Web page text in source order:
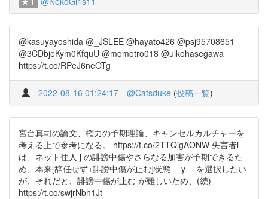
1
@kasuyayoshida @_JSLEE @hayato426 @psj95708651
@3CDbjeKym0KfquU @momotro018 @uikohasegawa
https://t.co/RPeJ6neOTg
2022-08-16 01:24:17 @Catsduke (投稿一覧)
宮台真司の論文、権力の予期理論、キャンセルカルチャーを
考える上で参考になる。 https://t.co/2TTQigAONW 失言者i
は、ネット住人 j の誹謗中傷やさらなる加害が予期できるた
め、本来[辞任せず+誹謗中傷が止む]状態 y を選択したい
が、それだと、誹謗中傷が止む が難しいため、(続)
https://t.co/swjrNbh1Jt